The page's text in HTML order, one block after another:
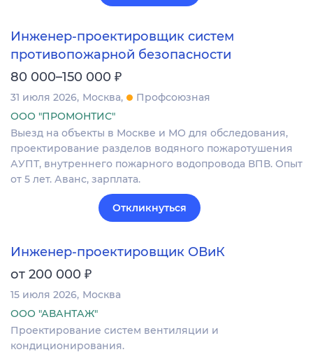
Инженер-проектировщик систем
противопожарной безопасности
80 000–150 000 ₽
31 июля 2026 Москва
Профсоюзная
ООО "ПРОМОНТИС"
Выезд на объекты в Москве и МО для обследования,
проектирование разделов водяного пожаротушения
АУПТ, внутреннего пожарного водопровода ВПВ. Опыт
от 5 лет. Аванс, зарплата.
Откликнуться
Инженер-проектировщик ОВиК
от 200 000 ₽
15 июля 2026 Москва
ООО "АВАНТАЖ"
Проектирование систем вентиляции и
кондиционирования.